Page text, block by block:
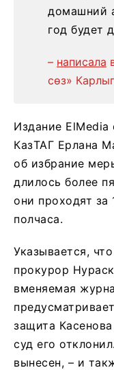
домашний
год будет
– написала
сөз»
Издание ElMedia
КазТАГ Ерлана
об избрание
длилось более
они проходят
полчаса.
Указывается,
прокурор
вменяемая
защита
суд его
вынесен, – и